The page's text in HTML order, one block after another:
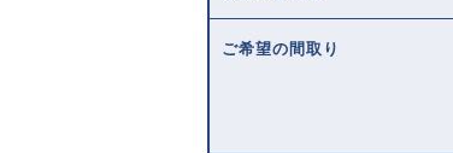
ご希望の間取り